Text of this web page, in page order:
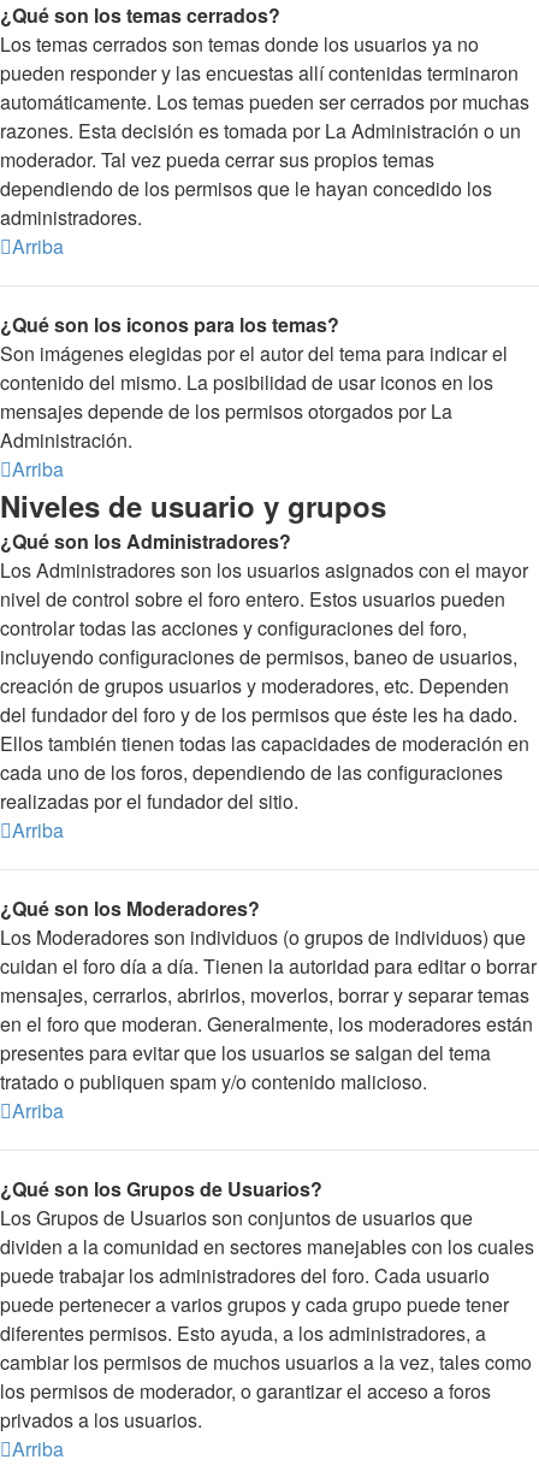
¿Qué son los temas cerrados?
Los temas cerrados son temas donde los usuarios ya no
pueden responder y las encuestas allí contenidas terminaron
automáticamente. Los temas pueden ser cerrados por muchas
razones. Esta decisión es tomada por La Administración o un
moderador. Tal vez pueda cerrar sus propios temas
dependiendo de los permisos que le hayan concedido los
administradores.
Arriba
¿Qué son los iconos para los temas?
Son imágenes elegidas por el autor del tema para indicar el
contenido del mismo. La posibilidad de usar iconos en los
mensajes depende de los permisos otorgados por La
Administración.
Arriba
Niveles de usuario y grupos
¿Qué son los Administradores?
Los Administradores son los usuarios asignados con el mayor
nivel de control sobre el foro entero. Estos usuarios pueden
controlar todas las acciones y configuraciones del foro,
incluyendo configuraciones de permisos, baneo de usuarios,
creación de grupos usuarios y moderadores, etc. Dependen
del fundador del foro y de los permisos que éste les ha dado.
Ellos también tienen todas las capacidades de moderación en
cada uno de los foros, dependiendo de las configuraciones
realizadas por el fundador del sitio.
Arriba
¿Qué son los Moderadores?
Los Moderadores son individuos (o grupos de individuos) que
cuidan el foro día a día. Tienen la autoridad para editar o borrar
mensajes, cerrarlos, abrirlos, moverlos, borrar y separar temas
en el foro que moderan. Generalmente, los moderadores están
presentes para evitar que los usuarios se salgan del tema
tratado o publiquen spam y/o contenido malicioso.
Arriba
¿Qué son los Grupos de Usuarios?
Los Grupos de Usuarios son conjuntos de usuarios que
dividen a la comunidad en sectores manejables con los cuales
puede trabajar los administradores del foro. Cada usuario
puede pertenecer a varios grupos y cada grupo puede tener
diferentes permisos. Esto ayuda, a los administradores, a
cambiar los permisos de muchos usuarios a la vez, tales como
los permisos de moderador, o garantizar el acceso a foros
privados a los usuarios.
Arriba